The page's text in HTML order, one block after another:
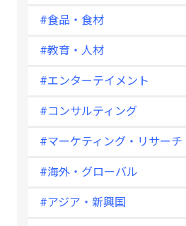
#食品・食材
#教育・人材
#エンターテイメント
#コンサルティング
#マーケティング・リサーチ
#海外・グローバル
#アジア・新興国